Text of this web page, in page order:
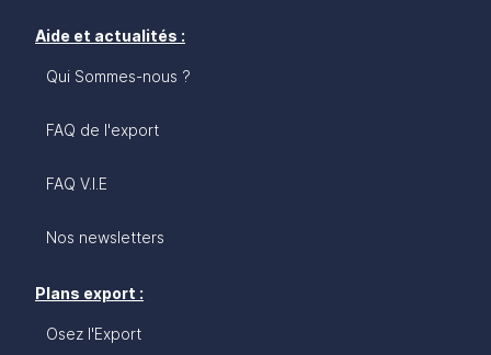
Aide et actualités :
Qui Sommes-nous ?
FAQ de l'export
FAQ V.I.E
Nos newsletters
Plans export :
Osez l'Export